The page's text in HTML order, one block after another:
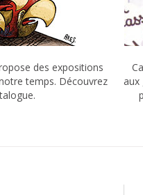
des expositions
temps. Découvrez
aux